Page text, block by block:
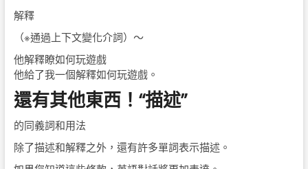
解釋
（※通過上下文變化介詞）〜
他解釋瞭如何玩遊戲
他給了我一個解釋如何玩遊戲。
還有其他東西！“描述”
的同義詞和用法
除了描述和解釋之外，還有許多單詞表示描述。